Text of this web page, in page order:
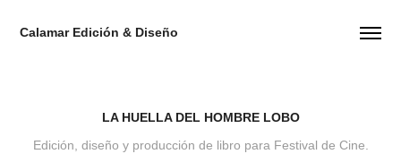
Calamar Edición & Diseño
LA HUELLA DEL HOMBRE LOBO
Edición, diseño y producción de libro para Festival de Cine.